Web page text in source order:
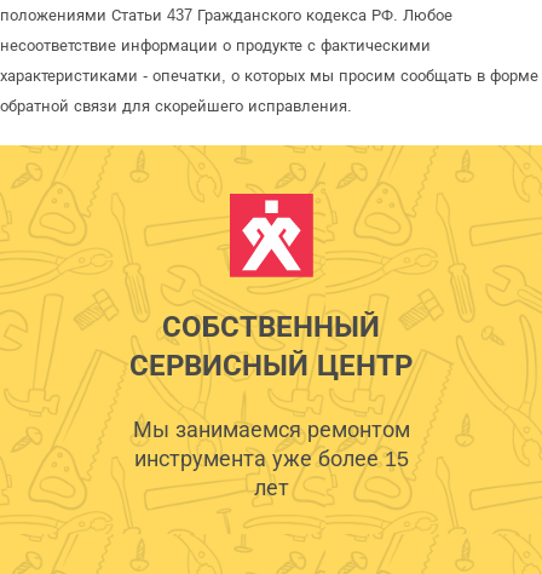
положениями Статьи 437 Гражданского кодекса РФ. Любое
несоответствие информации о продукте с фактическими
характеристиками - опечатки, о которых мы просим сообщать в форме
обратной связи для скорейшего исправления.
СОБСТВЕННЫЙ
СЕРВИСНЫЙ ЦЕНТР
Мы занимаемся ремонтом
инструмента уже более 15
лет